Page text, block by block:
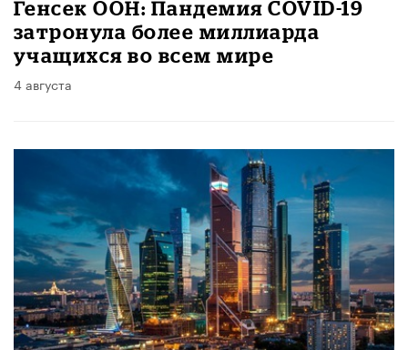
Генсек ООН: Пандемия COVID-19
затронула более миллиарда
учащихся во всем мире
4 августа